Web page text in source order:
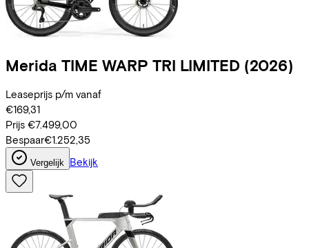
Merida TIME WARP TRI LIMITED (2026)
Leaseprijs p/m vanaf
€169,31
Prijs €7.499,00
Bespaar€1.252,35
Vergelijk Bekijk